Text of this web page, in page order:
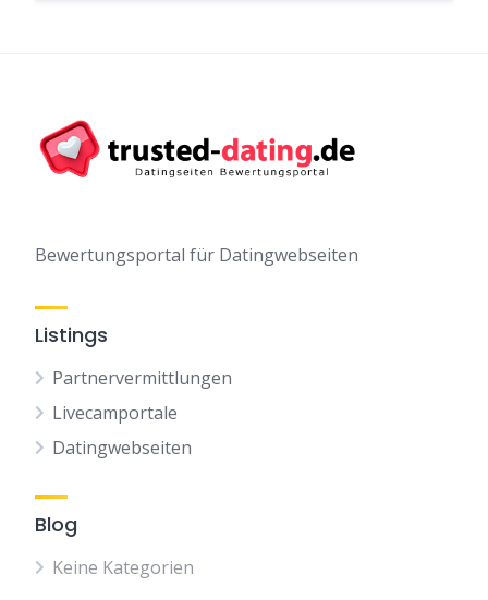
Bewertungsportal für Datingwebseiten
Listings
Partnervermittlungen
Livecamportale
Datingwebseiten
Blog
Keine Kategorien